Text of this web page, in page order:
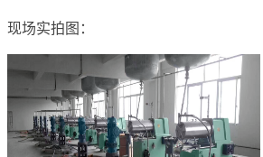
现场实拍图：